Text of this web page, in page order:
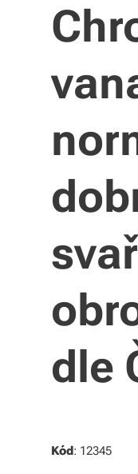
dle
Kód: 12345